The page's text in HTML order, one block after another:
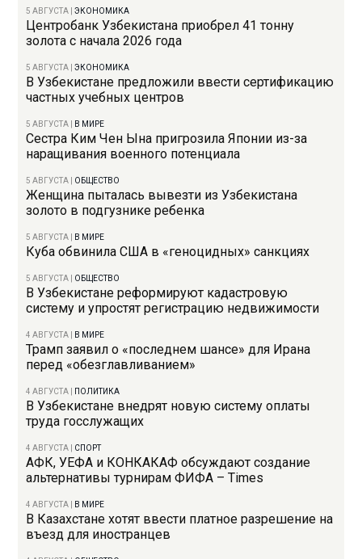
5 АВГУСТА |ЭКОНОМИКА
Центробанк Узбекистана приобрел 41 тонну
золота с начала 2026 года
5 АВГУСТА |ЭКОНОМИКА
В Узбекистане предложили ввести сертификацию
частных учебных центров
5 АВГУСТА В МИРЕ
Сестра Ким Чен Ына пригрозила Японии из-за
наращивания военного потенциала
5 АВГУСТА ОБЩЕСТВО
Женщина пыталась вывезти из Узбекистана
золото в подгузнике ребенка
5 АВГУСТА В МИРЕ
Куба обвинила США в «геноцидных» санкциях
5 АВГУСТА ОБЩЕСТВО
В Узбекистане реформируют кадастровую
систему и упростят регистрацию недвижимости
4 АВГУСТА В МИРЕ
Трамп заявил о «последнем шансе» для Ирана
перед «обезглавливанием»
4 АВГУСТА ПОЛИТИКА
В Узбекистане внедрят новую систему оплаты
труда госслужащих
4 АВГУСТА СПОРТ
АФК, УЕФА и КОНКАКАФ обсуждают создание
альтернативы турнирам ФИФА – Times
4 АВГУСТА В МИРЕ
В Казахстане хотят ввести платное разрешение на
въезд для иностранцев